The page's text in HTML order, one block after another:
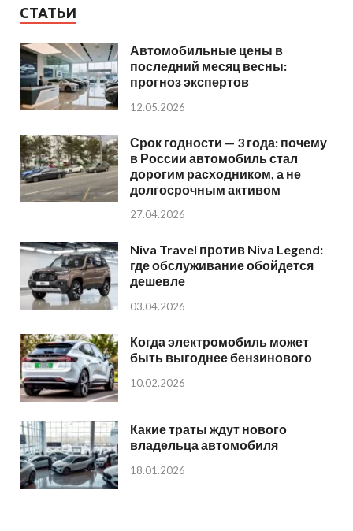
СТАТЬИ
Автомобильные цены в
последний месяц весны:
прогноз экспертов
12.05.2026
Срок годности — 3 года: почему
в России автомобиль стал
дорогим расходником, а не
долгосрочным активом
27.04.2026
Niva Travel против Niva Legend:
где обслуживание обойдется
дешевле
03.04.2026
Когда электромобиль может
быть выгоднее бензинового
10.02.2026
Какие траты ждут нового
владельца автомобиля
18.01.2026